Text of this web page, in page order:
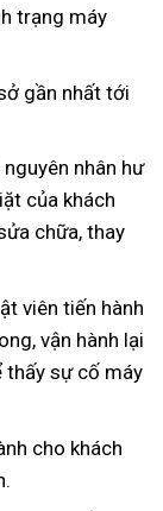
trạng máy
gần nhất tới
nhân hư
của khách
chữa, thay
viên tiến hành
vận hành lại
thấy sự cố máy
cho khách